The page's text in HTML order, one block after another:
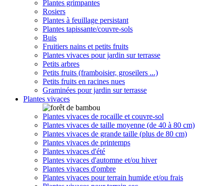
Plantes grimpantes
Rosiers
Plantes à feuillage persistant
Plantes tapissante/couvre-sols
Buis
Fruitiers nains et petits fruits
Plantes vivaces pour jardin sur terrasse
Petits arbres
Petits fruits (framboisier, groseilers ...)
Petits fruits en racines nues
Graminées pour jardin sur terrasse
Plantes vivaces
Plantes vivaces de rocaille et couvre-sol
Plantes vivaces de taille moyenne (de 40 à 80 cm)
Plantes vivaces de grande taille (plus de 80 cm)
Plantes vivaces de printemps
Plantes vivaces d'été
Plantes vivaces d'automne et/ou hiver
Plantes vivaces d'ombre
Plantes vivaces pour terrain humide et/ou frais